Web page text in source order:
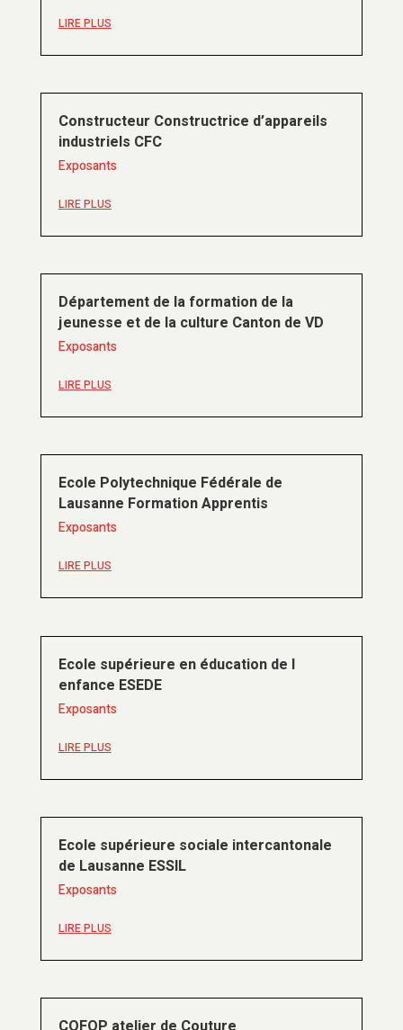
LIRE PLUS
Constructeur Constructrice d’appareils
industriels CFC
Exposants
LIRE PLUS
Département de la formation de la
jeunesse et de la culture Canton de VD
Exposants
LIRE PLUS
Ecole Polytechnique Fédérale de
Lausanne Formation Apprentis
Exposants
LIRE PLUS
Ecole supérieure en éducation de l
enfance ESEDE
Exposants
LIRE PLUS
Ecole supérieure sociale intercantonale
de Lausanne ESSIL
Exposants
LIRE PLUS